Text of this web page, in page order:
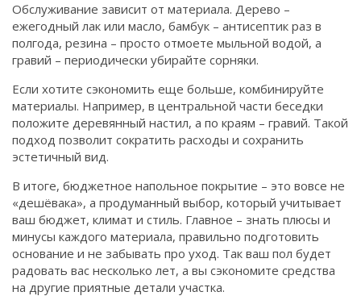
Обслуживание зависит от материала. Дерево –
ежегодный лак или масло, бамбук – антисептик раз в
полгода, резина – просто отмоете мыльной водой, а
гравий – периодически убирайте сорняки.
Если хотите сэкономить еще больше, комбинируйте
материалы. Например, в центральной части беседки
положите деревянный настил, а по краям – гравий. Такой
подход позволит сократить расходы и сохранить
эстетичный вид.
В итоге, бюджетное напольное покрытие – это вовсе не
«дешёвака», а продуманный выбор, который учитывает
ваш бюджет, климат и стиль. Главное – знать плюсы и
минусы каждого материала, правильно подготовить
основание и не забывать про уход. Так ваш пол будет
радовать вас несколько лет, а вы сэкономите средства
на другие приятные детали участка.